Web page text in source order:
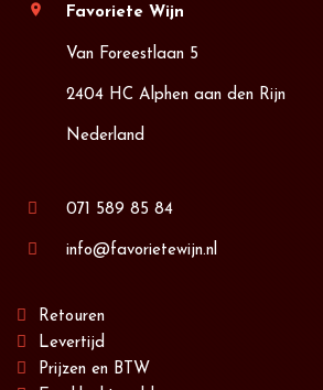
location_on Favoriete Wijn
Van Foreestlaan 5
2404 HC Alphen aan den Rijn
Nederland
071 589 85 84
info@favorietewijn.nl
Retouren
Levertijd
Prijzen en BTW